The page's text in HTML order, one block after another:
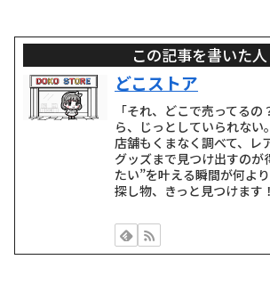
この記事を書いた人
どこストア
「それ、どこで売ってる
ら、じっとしていられない
店舗もくまなく調べて、レ
グッズまで見つけ出すのが
たい”を叶える瞬間が何よ
探し物、きっと見つけます！